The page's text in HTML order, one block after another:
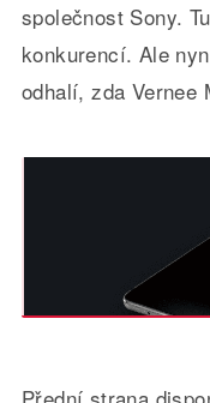
společnost Sony.
konkurencí. Ale
odhalí, zda Vernee